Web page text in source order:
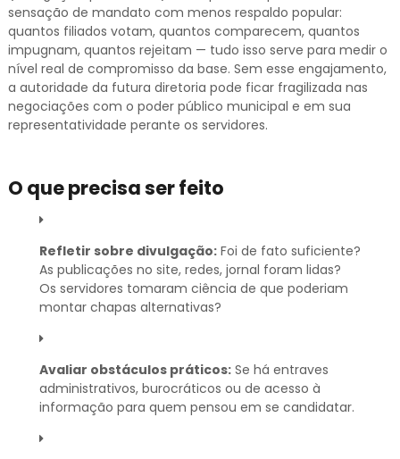
sensação de mandato com menos respaldo popular:
quantos filiados votam, quantos comparecem, quantos
impugnam, quantos rejeitam — tudo isso serve para medir o
nível real de compromisso da base. Sem esse engajamento,
a autoridade da futura diretoria pode ficar fragilizada nas
negociações com o poder público municipal e em sua
representatividade perante os servidores.
O que precisa ser feito
Refletir sobre divulgação:Foi de fato suficiente?
As publicações no site, redes, jornal foram lidas?
Os servidores tomaram ciência de que poderiam
montar chapas alternativas?
Avaliar obstáculos práticos:Se há entraves
administrativos, burocráticos ou de acesso à
informação para quem pensou em se candidatar.